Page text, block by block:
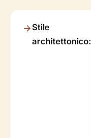
Stile
architettonico: